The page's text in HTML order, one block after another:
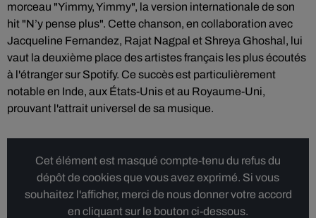
morceau "Yimmy, Yimmy", la version internationale de son
hit "N’y pense plus". Cette chanson, en collaboration avec
Jacqueline Fernandez, Rajat Nagpal et Shreya Ghoshal, lui
vaut la deuxième place des artistes français les plus écoutés
à l'étranger sur Spotify. Ce succès est particulièrement
notable en Inde, aux États-Unis et au Royaume-Uni,
prouvant l'attrait universel de sa musique.
Cet élément est masqué compte-tenu du refus du
dépôt de cookies que vous avez exprimé. Si vous
souhaitez l'afficher, merci de nous donner votre accord
en cliquant sur le bouton ci-dessous.